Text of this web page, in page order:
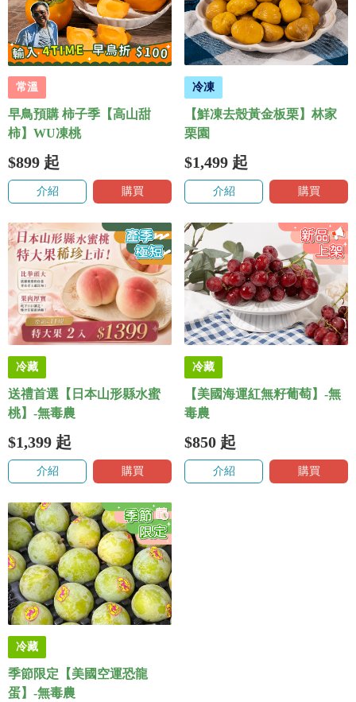
常溫
早鳥預購 柿子季【高山甜
柿】WU凍桃
$899 起
介紹 購買
冷凍
【鮮凍去殼黃金板栗】林家
栗園
$1,499 起
介紹 購買
冷藏
送禮首選【日本山形縣水蜜
桃】-無毒農
$1,399 起
介紹 購買
冷藏
【美國海運紅無籽葡萄】-無
毒農
$850 起
介紹 購買
冷藏
季節限定【美國空運恐龍
蛋】-無毒農